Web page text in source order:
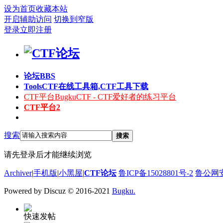
设为首页收藏本站
开启辅助访问 切换到窄版
登录立即注册
论坛BBS
ToolsCTF在线工具箱,CTF工具下载
CTF平台BugkuCTF - CTF爱好者的练习平台
CTF平台2
搜索 搜索
请先登录后才能继续浏览
Archiver|手机版|小黑屋|CTF论坛 鲁ICP备15028801号-2 鲁公网
Powered by Discuz © 2016-2021 Bugku.
快速发帖